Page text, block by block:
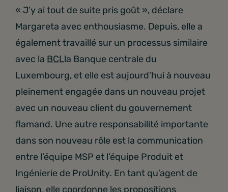
« J’y ai tout de suite pris goût », déclare
Margareta avec enthousiasme. Depuis, elle a
également travaillé sur un processus similaire
avec la BCLla Banque centrale du
Luxembourg, et elle est aujourd’hui à nouveau
pleinement engagée dans un nouveau projet
avec un nouveau client du gouvernement
flamand. Une autre responsabilité importante
dans son nouveau rôle est la communication
entre l’équipe MSP et l’équipe Produit et
Ingénierie de ProUnity. En tant qu’agent de
liaison, elle coordonne les propositions